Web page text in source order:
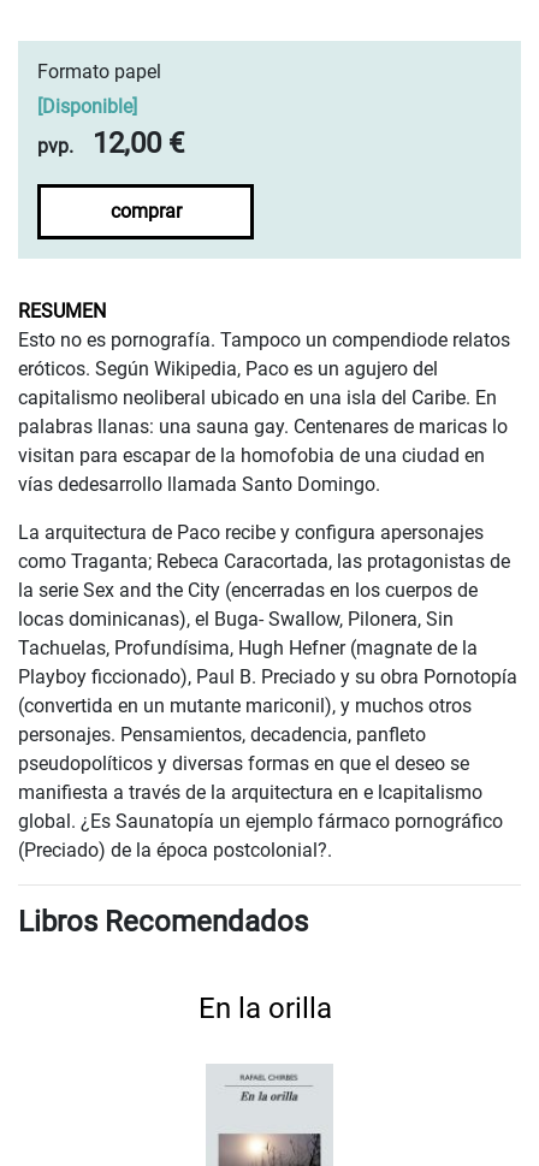
Formato papel
Disponible]
pvp.
12,00 €
comprar
RESUMEN
Esto no es pornografía. Tampoco un compendiode relatos
eróticos. Según Wikipedia, Paco es un agujero del
capitalismo neoliberal ubicado en una isla del Caribe. En
palabras llanas: una sauna gay. Centenares de maricas lo
visitan para escapar de la homofobia de una ciudad en
vías dedesarrollo llamada Santo Domingo.
La arquitectura de Paco recibe y configura apersonajes
como Traganta; Rebeca Caracortada, las protagonistas de
la serie Sex and the City (encerradas en los cuerpos de
locas dominicanas), el Buga- Swallow, Pilonera, Sin
Tachuelas, Profundísima, Hugh Hefner (magnate de la
Playboy ficcionado), Paul B. Preciado y su obra Pornotopía
(convertida en un mutante mariconil), y muchos otros
personajes. Pensamientos, decadencia, panfleto
pseudopolíticos y diversas formas en que el deseo se
manifiesta a través de la arquitectura en e lcapitalismo
global. ¿Es Saunatopía un ejemplo fármaco pornográfico
(Preciado) de la época postcolonial?.
Libros Recomendados
En la orilla